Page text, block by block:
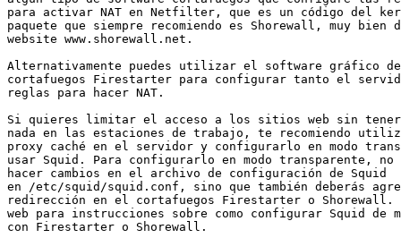
para activar NAT en Netfilter, que es un código del
paquete que siempre recomiendo es Shorewall, muy bien
website www.shorewall.net.
Alternativamente puedes utilizar el software gráfico
cortafuegos Firestarter para configurar tanto el
reglas para hacer NAT.
Si quieres limitar el acceso a los sitios web sin tener
nada en las estaciones de trabajo, te recomiendo
proxy caché en el servidor y configurarlo en modo
usar Squid. Para configurarlo en modo transparente, no
hacer cambios en el archivo de configuración de Squid
en /etc/squid/squid.conf, sino que también deberás
redirección en el cortafuegos Firestarter o Shorewall.
web para instrucciones sobre como configurar Squid de
con Firestarter o Shorewall.